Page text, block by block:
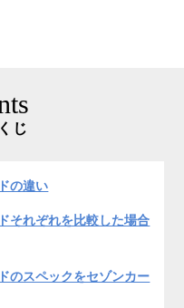
じ
の違い
それぞれを比較した場合
のスペックをセゾンカー